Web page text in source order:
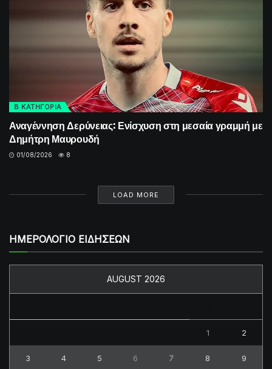
Β ΚΑΤΗΓΟΡΙΑ
Αναγέννηση Δερύνειας: Ενίσχυση στη μεσαία γραμμή με
Δημήτρη Μαυρουδή
01/08/2026 8
LOAD MORE
ΗΜΕΡΟΛΟΓΙΟ ΕΙΔΗΣΕΩΝ
AUGUST 2026
1 2
3 4 5 6 7 8 9